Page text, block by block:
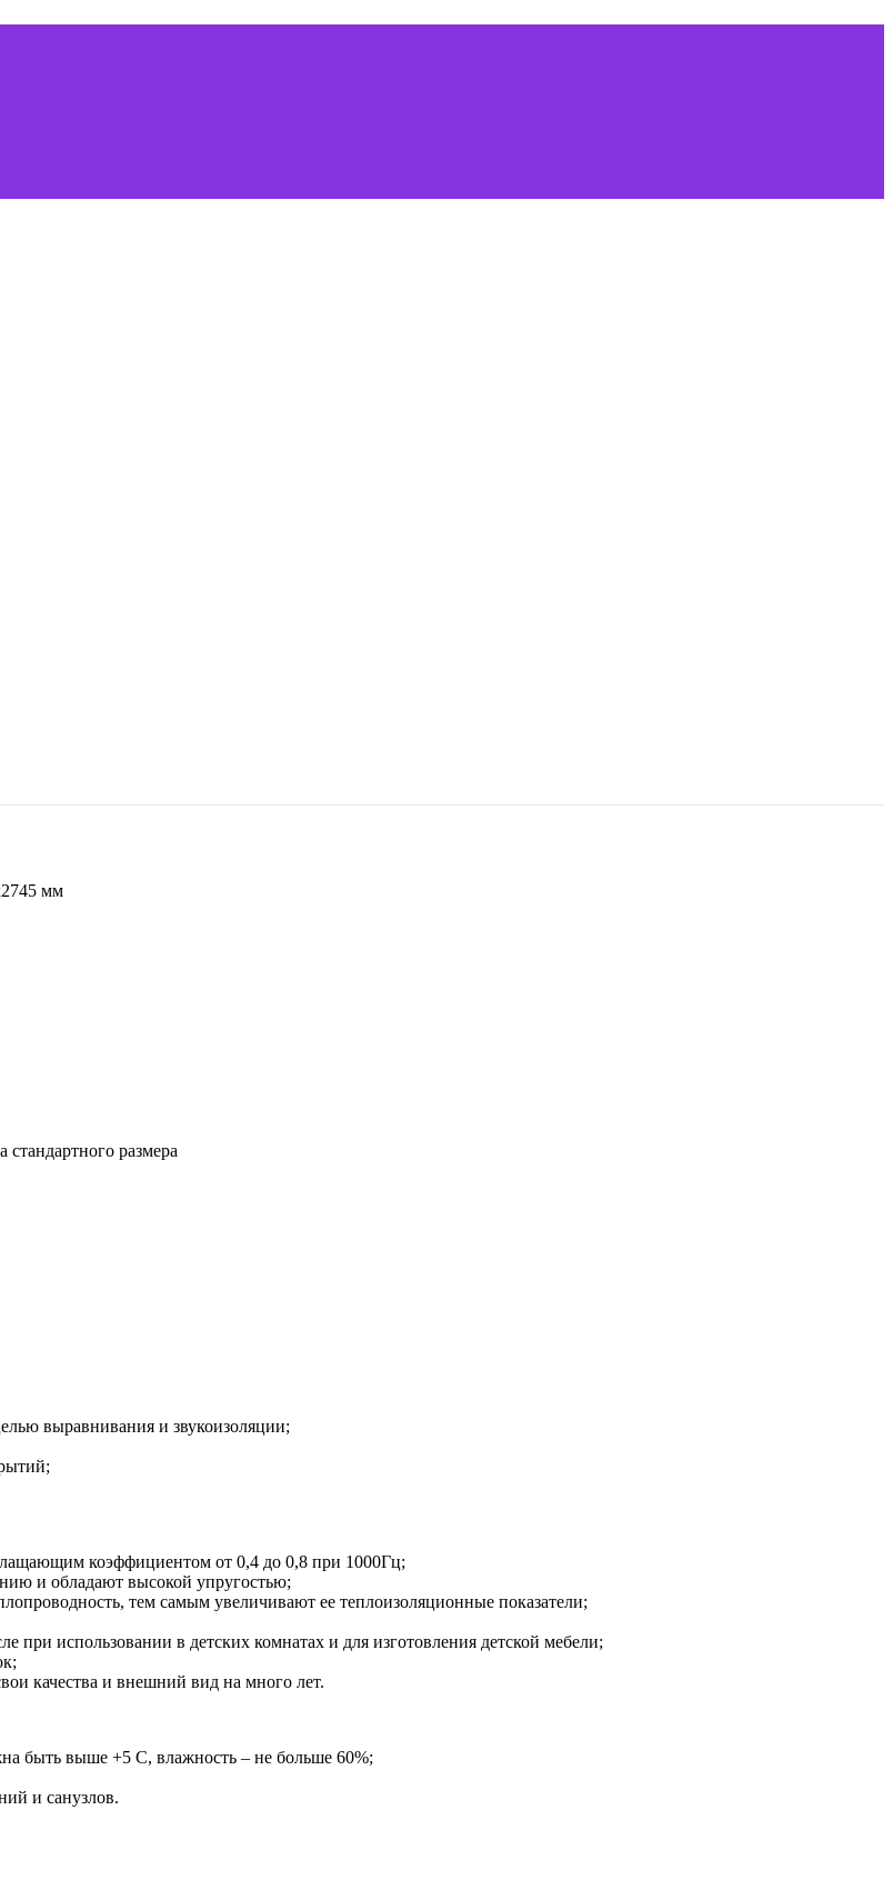
мм
размера
выравнивания и звукоизоляции;
коэффициентом от 0,4 до 0,8 при 1000Гц;
и обладают высокой упругостью;
тем самым увеличивают ее теплоизоляционные показатели;
использовании в детских комнатах и для изготовления детской мебели;
качества и внешний вид на много лет.
быть выше +5 С, влажность – не больше 60%;
и санузлов.